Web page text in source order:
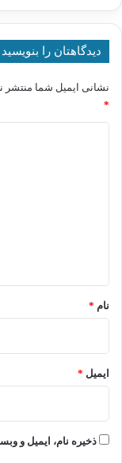
دیدگاهتان را بنویسید
نشانی ایمیل شما منتشر
*
نام *
ایمیل *
ذخیره نام، ایمیل و